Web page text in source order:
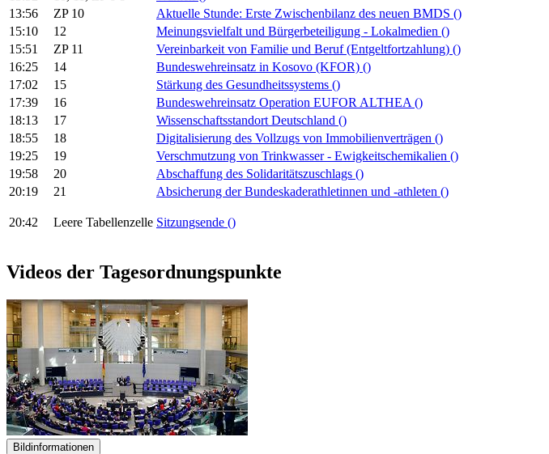
13:56
ZP 10 Aktuelle Stunde: Erste Zwischenbilanz des neuen BMDS ()
15:10
12 Meinungsvielfalt und Bürgerbeteiligung - Lokalmedien ()
15:51
ZP 11 Vereinbarkeit von Familie und Beruf (Entgeltfortzahlung) ()
16:25
14 Bundeswehreinsatz in Kosovo (KFOR) ()
17:02
15 Stärkung des Gesundheitssystems ()
17:39
16 Bundeswehreinsatz Operation EUFOR ALTHEA ()
18:13
17 Wissenschaftsstandort Deutschland ()
18:55
18 Digitalisierung des Vollzugs von Immobilienverträgen ()
19:25
19 Verschmutzung von Trinkwasser - Ewigkeitschemikalien ()
19:58
20 Abschaffung des Solidaritätszuschlags ()
20:19
21 Absicherung der Bundeskaderathletinnen und -athleten ()
20:42 Leere Tabellenzelle Sitzungsende ()
Videos der Tagesordnungspunkte
Bildinformationen